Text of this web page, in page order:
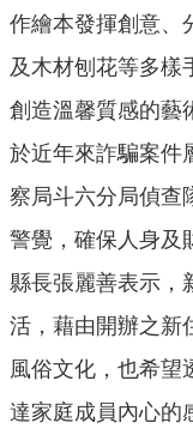
公
開
資
訊
主
題
專
區
民
意
交
流
相
作繪本發揮創意、
及木材刨花等多樣
創造溫馨質感的藝
於近年來詐騙案件
察局斗六分局偵查
警覺，確保人身及
縣長張麗善表示，
活，藉由開辦之新
風俗文化，也希望
達家庭成員內心的